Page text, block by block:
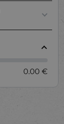
0.00 €